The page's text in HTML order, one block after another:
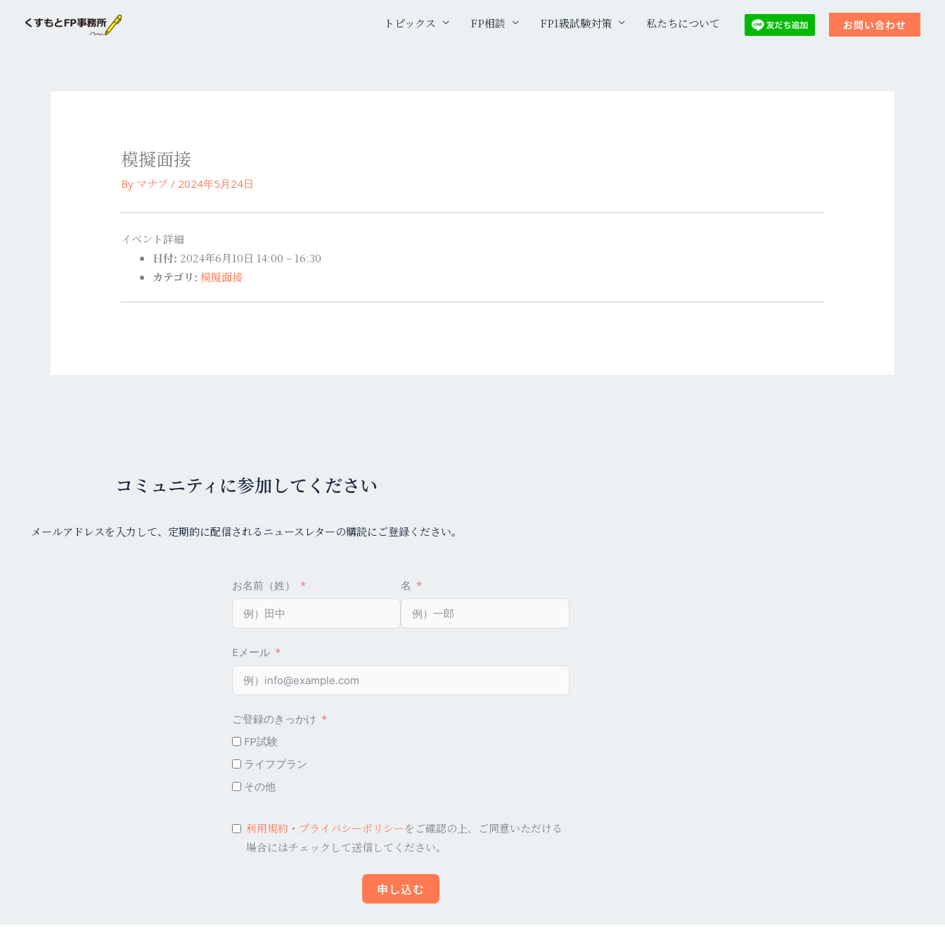
トピックス FP相談 FP1級試験対策 私たちについて お問い合わせ
模擬面接
By マナブ/ 2024年5月24日
イベント詳細
日付: 2024年6月10日 14:00 – 16:30
カテゴリ: 模擬面接
コミュニティに参加してください
メールアドレスを入力して、定期的に配信されるニュースレターの購読にご登録ください。
お名前（姓） 名
Eメール
ご登録のきっかけ
FP試験
ライフプラン
その他
利用規約 ・ プライバシーポリシーをご確認の上、ご同意いただける
場合にはチェックして送信してください。
申し込む